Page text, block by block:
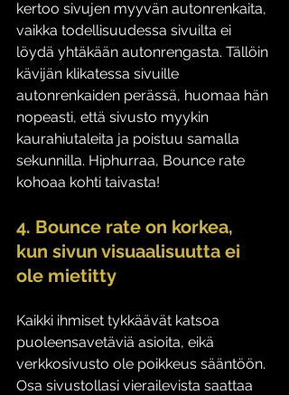
kertoo sivujen myyvän autonrenkaita,
vaikka todellisuudessa sivuilta ei
löydä yhtäkään autonrengasta. Tällöin
kävijän klikatessa sivuille
autonrenkaiden perässä, huomaa hän
nopeasti, että sivusto myykin
kaurahiutaleita ja poistuu samalla
sekunnilla. Hiphurraa, Bounce rate
kohoaa kohti taivasta!
4. Bounce rate on korkea,
kun sivun visuaalisuutta ei
ole mietitty
Kaikki ihmiset tykkäävät katsoa
puoleensavetäviä asioita, eikä
verkkosivusto ole poikkeus sääntöön.
Osa sivustollasi vierailevista saattaa